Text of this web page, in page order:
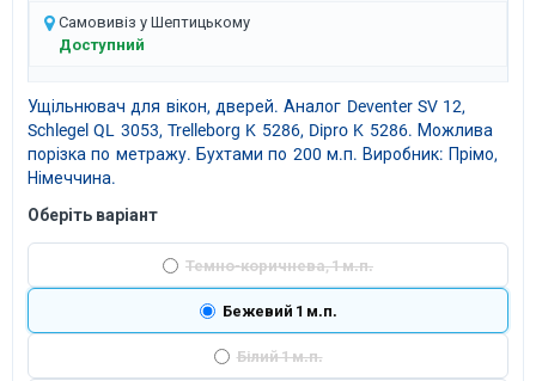
Самовивіз у Шептицькому
Доступний
Ущільнювач для вікон, дверей. Аналог Deventer SV 12,
Schlegel QL 3053, Trelleborg K 5286, Dipro K 5286. Можлива
порізка по метражу. Бухтами по 200 м.п. Виробник: Прімо,
Німеччина.
Оберіть варіант
Темно-коричнева, 1 м.п.
Бежевий 1 м.п.
Білий 1 м.п.